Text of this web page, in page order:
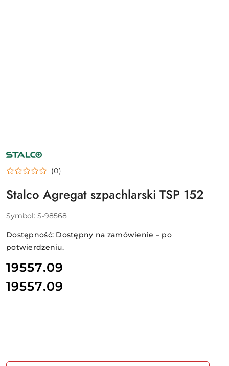
NAZWA
PRODUCENTA:
STALCO
(0)
Stalco Agregat szpachlarski TSP 152
Symbol: S-98568
Dostępność: Dostępny na zamówienie – po
potwierdzeniu.
cena:
19557.09
Cena:
19557.09